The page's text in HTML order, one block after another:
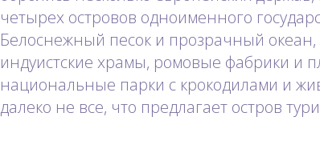
четырех островов одноименного
Белоснежный песок и прозрачный
индуистские храмы, ромовые фабрики и
национальные парки с крокодилами и
далеко не все, что предлагает остров